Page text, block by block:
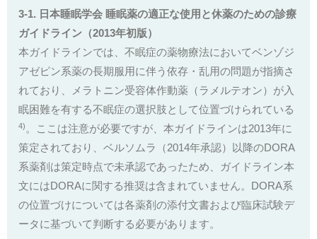
3-1. 日本睡眠学会 睡眠薬の適正な使用と休薬のための診療
ガイドライン（2013年初版）
本ガイドラインでは、不眠症の薬物療法においてベンゾジ
アゼピン系薬の長期服用に伴う依存・乱用の問題が指摘さ
れており、メラトニン受容体作動薬（ラメルテオン）が入
眠困難を有する不眠症の選択肢として位置づけられている
4) 。ここは注意が必要ですが、本ガイドラインは2013年に
策定されており、ベルソムラ（2014年承認）以降のDORA
系薬剤は策定時点で未承認であったため、ガイドライン本
文にはDORAに関する推奨は含まれていません。DORA系
の位置づけについては各薬剤の添付文書および臨床試験デ
ータに基づいて判断する必要があります。